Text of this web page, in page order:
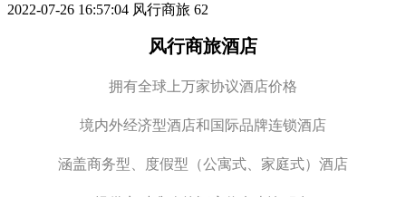
2022-07-26 16:57:04 风行商旅 62
风行商旅酒店
拥有全球上万家协议酒店价格
境内外经济型酒店和国际品牌连锁酒店
涵盖商务型、度假型（公寓式、家庭式）酒店